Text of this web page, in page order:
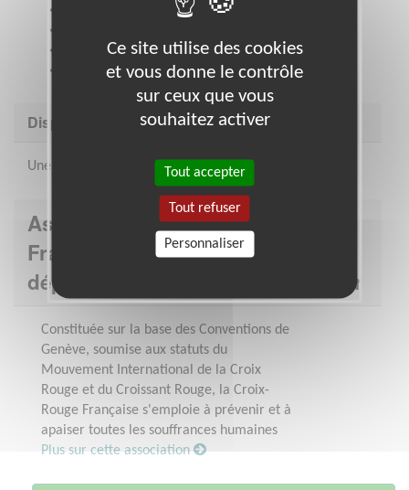
Aisance relationnelle
Rigueur et adaptabilité
Evaluation d’une situation et d’anticipation
Disponibilité demandée
Une soirée et un jour de week-end par mois
Association : Croix-Rouge
Française - Délégation
départementale des Côtes d'Armor
Constituée sur la base des Conventions de
Genève, soumise aux statuts du
Mouvement International de la Croix
Rouge et du Croissant Rouge, la Croix-
Rouge Française s'emploie à prévenir et à
apaiser toutes les souffrances humaines
Plus sur cette association
Ce site utilise des cookies
et vous donne le contrôle
sur ceux que vous
souhaitez activer
Tout accepter
Tout refuser
Personnaliser